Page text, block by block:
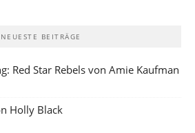
NEUESTE BEITRÄGE
Red Star Rebels von Amie Kaufman
Holly Black